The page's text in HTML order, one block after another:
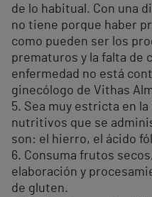
de lo habitual. Con una
no tiene porque haber
como pueden ser los
prematuros y la falta de
enfermedad no está
ginecólogo de Vithas
5. Sea muy estricta en
nutritivos que se
son: el hierro, el ácido
6. Consuma frutos
elaboración y
de gluten.